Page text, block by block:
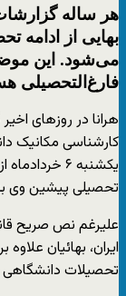
هر ساله
بهایی از ادامه
می‌شود. این
فارغ‌التحصیلی
هرانا در روزهای
کارشناسی مکانیک
یکشنبه ۶
تحصیلی پیشین وی
علیرغم نص صریح
ایران، بهائیان
تحصیلات